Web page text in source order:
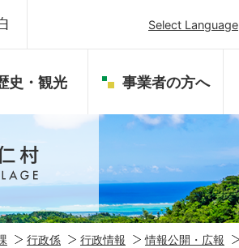
Select Language
史・観光 事業者の方へ
行政係 行政情報 情報公開・広報